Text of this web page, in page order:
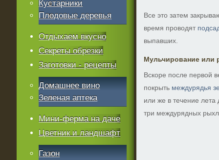
Все это затем
время проводят
выпавших.
Мульчирование или
Вскоре после первой
покрыть междурядья
или же в течение лета
три междурядных
Кустарники
Плодовые деревья
Отдыхаем вкусно
Секреты обрезки
Заготовки - рецепты
Домашнее вино
Зеленая аптека
Мини-ферма на даче
Цветник и ландшафт
Газон